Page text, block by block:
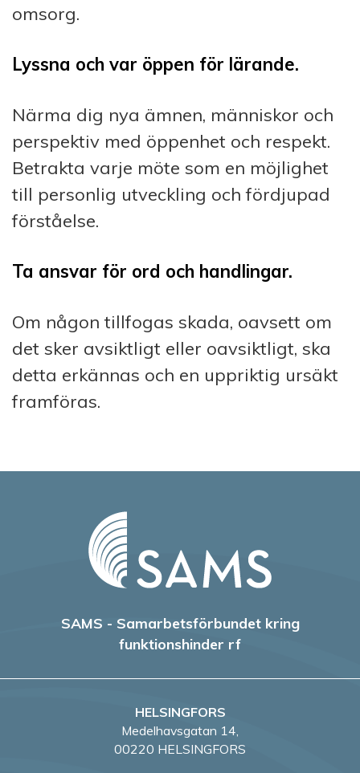
omsorg.
Lyssna och var öppen för lärande.
Närma dig nya ämnen, människor och
perspektiv med öppenhet och respekt.
Betrakta varje möte som en möjlighet
till personlig utveckling och fördjupad
förståelse.
Ta ansvar för ord och handlingar.
Om någon tillfogas skada, oavsett om
det sker avsiktligt eller oavsiktligt, ska
detta erkännas och en uppriktig ursäkt
framföras.
SAMS - Samarbetsförbundet kring
funktionshinder rf
HELSINGFORS
Medelhavsgatan 14,
00220 HELSINGFORS